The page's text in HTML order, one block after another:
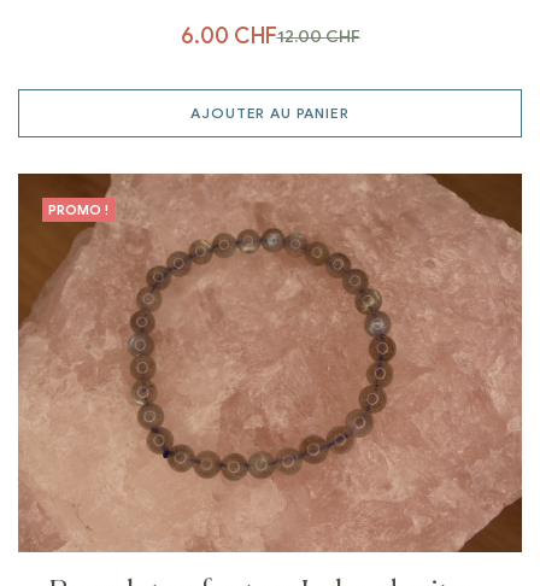
12.00CHF
6.00 CHF
AJOUTER AU PANIER
PROMO !